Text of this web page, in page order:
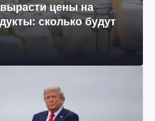
цены на
сколько будут